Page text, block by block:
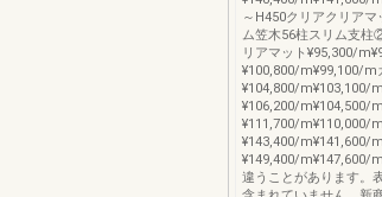
～H450クリアクリア
ム笠木56柱スリム支
リアマット¥95,300/
¥100,800/m¥99,100/m
¥104,800/m¥103,100/
¥106,200/m¥104,500/
¥111,700/m¥110,000/
¥143,400/m¥141,600/
¥149,400/m¥147,600/
違うことがあります。